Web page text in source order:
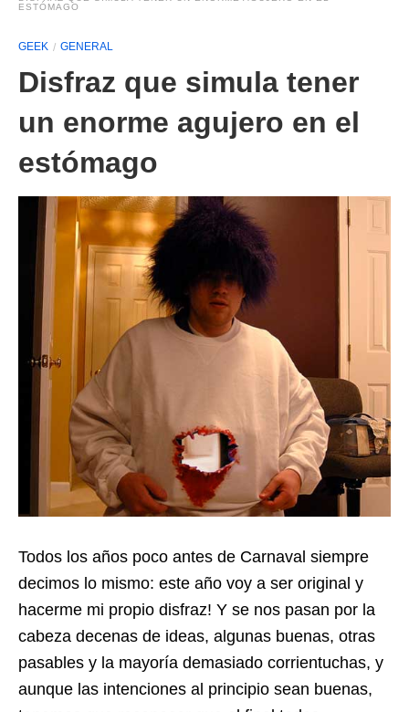
ESTÓMAGO
GEEK GENERAL
Disfraz que simula tener
un enorme agujero en el
estómago
Todos los años poco antes de Carnaval siempre
decimos lo mismo: este año voy a ser original y
hacerme mi propio disfraz! Y se nos pasan por la
cabeza decenas de ideas, algunas buenas, otras
pasables y la mayoría demasiado corrientuchas, y
aunque las intenciones al principio sean buenas,